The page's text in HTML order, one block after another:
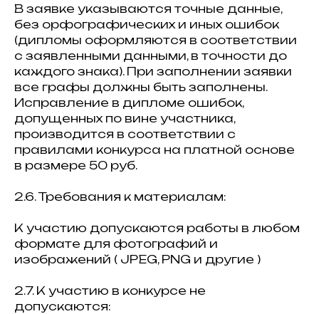
В заявке указываются точные данные,
без орфографических и иных ошибок
(дипломы оформляются в соответствии
с заявленными данными, в точности до
каждого знака). При заполнении заявки
все графы должны быть заполнены.
Исправление в дипломе ошибок,
допущенных по вине участника,
производится в соответствии с
правилами конкурса на платной основе
в размере 50 руб.
2.6. Требования к материалам:
К участию допускаются работы в любом
формате для фотографий и
изображений ( JPEG, PNG и другие )
2.7. К участию в конкурсе не
допускаются: